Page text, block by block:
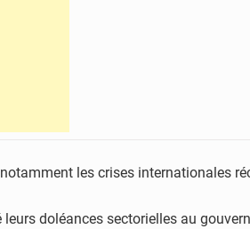
les crises internationales
doléances sectorielles au